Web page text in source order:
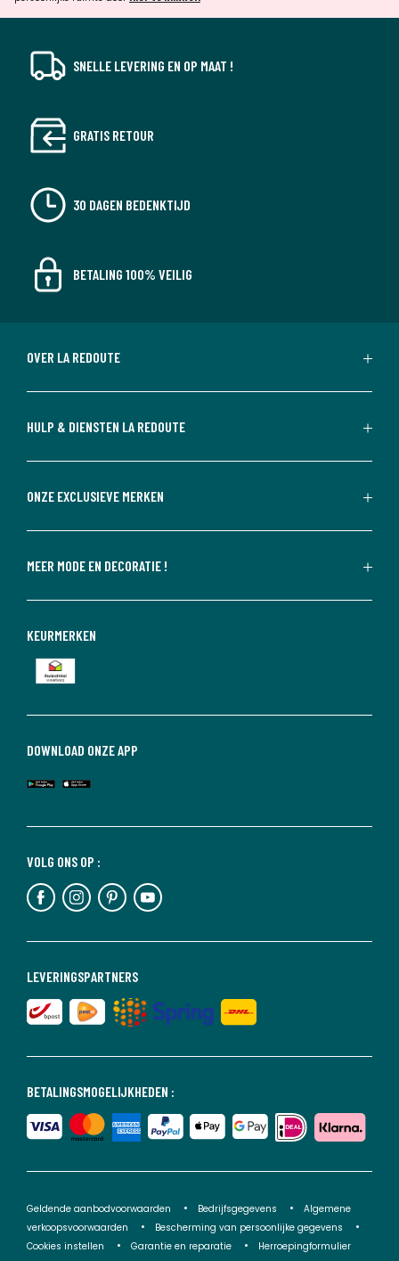
SNELLE LEVERING EN OP MAAT !
GRATIS RETOUR
30 DAGEN BEDENKTIJD
BETALING 100% VEILIG
OVER LA REDOUTE
HULP & DIENSTEN LA REDOUTE
ONZE EXCLUSIEVE MERKEN
MEER MODE EN DECORATIE !
BETALINGSMOGELIJKHEDEN :
LEVERINGSPARTNERS
VOLG ONS OP :
DOWNLOAD ONZE APP
KEURMERKEN
Geldende aanbodvoorwaarden Bedrijfsgegevens
Algemene
verkoopsvoorwaarden
Bescherming van persoonlijke gegevens
Cookies instellen
Garantie en reparatie
Herroepingformulier